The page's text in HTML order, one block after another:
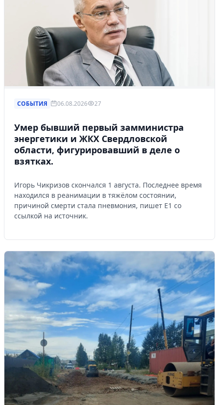
СОБЫТИЯ 06.08.2026 27
Умер бывший первый замминистра
энергетики и ЖКХ Свердловской
области, фигурировавший в деле о
взятках.
Игорь Чикризов скончался 1 августа. Последнее время
находился в реанимации в тяжёлом состоянии,
причиной смерти стала пневмония, пишет Е1 со
ссылкой на источник.